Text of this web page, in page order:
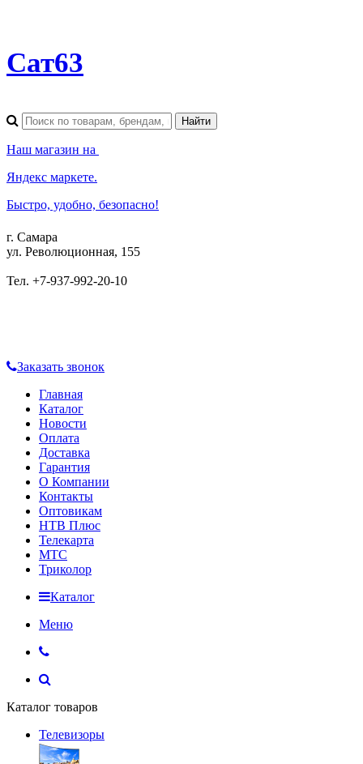
Сат63
Наш магазин на
Яндекс маркете.
Быстро, удобно, безопасно!
г. Самара
ул. Революционная, 155
Тел. +7-937-992-20-10
Заказать звонок
Главная
Каталог
Новости
Оплата
Доставка
Гарантия
О Компании
Контакты
Оптовикам
НТВ Плюс
Телекарта
МТС
Триколор
Каталог
Меню
Каталог товаров
Телевизоры